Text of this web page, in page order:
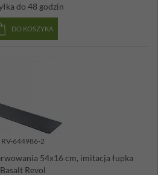
do 48 godzin
DO KOSZYKA
RV-644986-2
54x16 cm, imitacja łupka
Basalt Revol